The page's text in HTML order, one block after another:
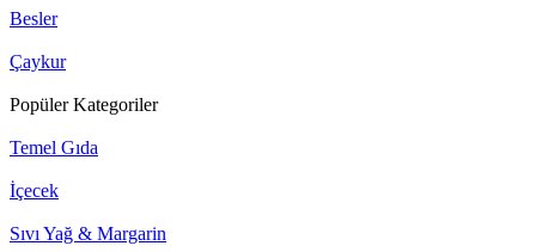
Besler
Çaykur
Popüler Kategoriler
Temel Gıda
İçecek
Sıvı Yağ & Margarin